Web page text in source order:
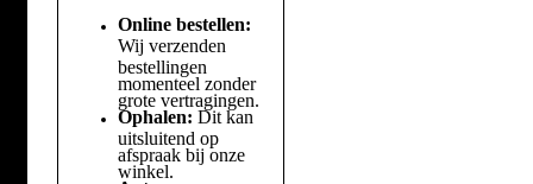
Online bestellen:
Wij verzenden
bestellingen
momenteel zonder
grote vertragingen.
Ophalen: Dit kan
uitsluitend op
afspraak bij onze
winkel.